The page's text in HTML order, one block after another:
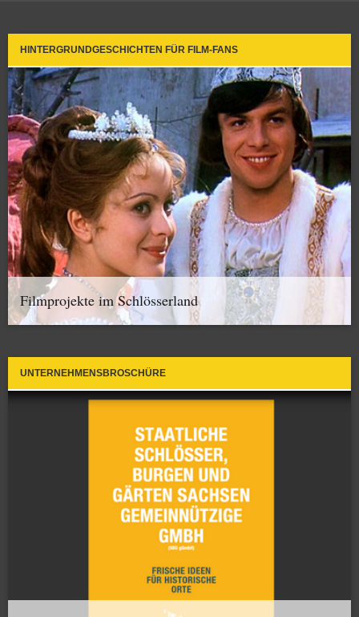
HINTERGRUNDGESCHICHTEN FÜR FILM-FANS
Filmprojekte im Schlösserland
UNTERNEHMENSBROSCHÜRE